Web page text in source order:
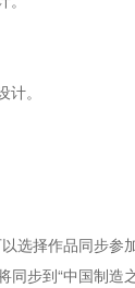
。
选择作品同步参
步到“中国制造